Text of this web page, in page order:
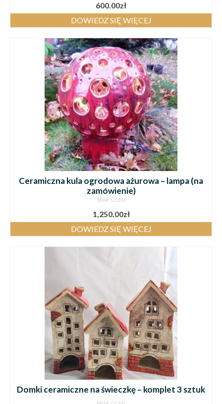
600.00zł
DOWIEDZ SIĘ WIĘCEJ
Ceramiczna kula ogrodowa ażurowa – lampa (na
zamówienie)
BRAK OCEN
1,250.00zł
DOWIEDZ SIĘ WIĘCEJ
Domki ceramiczne na świeczkę – komplet 3 sztuk